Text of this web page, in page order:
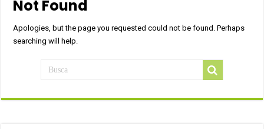
Not Found
Apologies, but the page you requested could not be found. Perhaps
searching will help.